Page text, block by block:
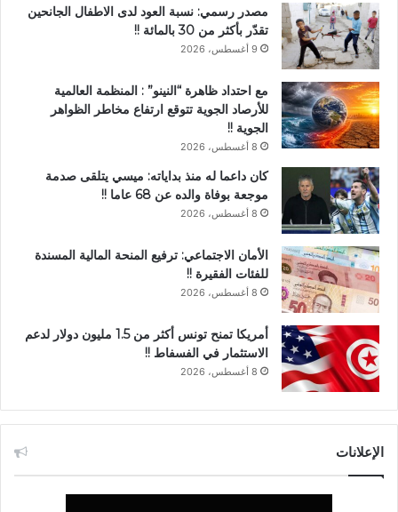
مصدر رسمي: نسبة العود لدى الاطفال الجانحين
تقدّر بأكثر من 30 بالمائة !!
9 أغسطس، 2026
مع احتداد ظاهرة “النينو” : المنظمة العالمية
للأرصاد الجوية تتوقع ارتفاع مخاطر الظواهر
الجوية !!
8 أغسطس، 2026
كان داعما له منذ بداياته: ميسي يتلقى صدمة
موجعة بوفاة والده عن 68 عاما !!
8 أغسطس، 2026
الأمان الاجتماعي: ترفيع المنحة المالية المسندة
للفئات الفقيرة !!
8 أغسطس، 2026
أمريكا تمنح تونس أكثر من 1.5 مليون دولار لدعم
الاستثمار في الفسفاط !!
8 أغسطس، 2026
الإعلانات